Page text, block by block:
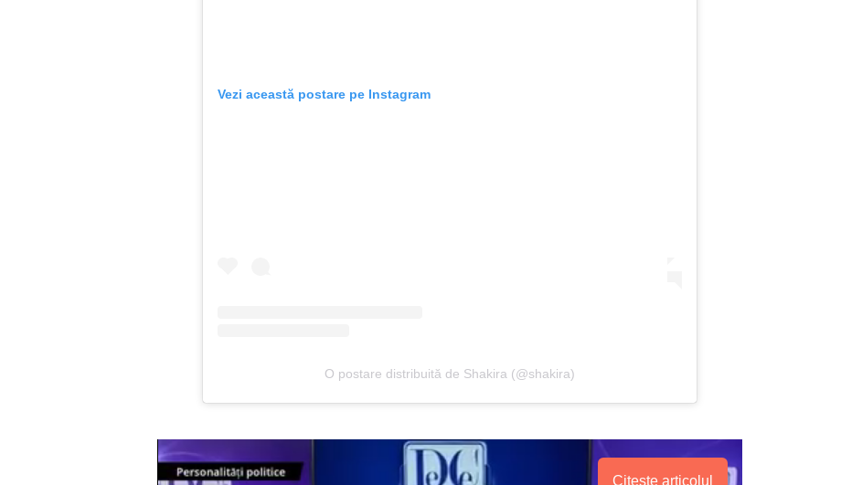
Vezi această postare pe Instagram
O postare distribuită de Shakira (@shakira)
Citește articolul